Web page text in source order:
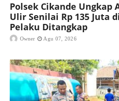
Polsek Cikande Ungkap
Ulir Senilai Rp 135 Juta
Pelaku Ditangkap
Owner Agu 07, 2026